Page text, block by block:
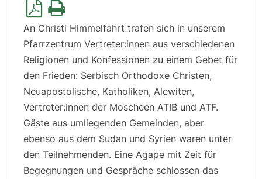
2.Lesung:
Kor
7.12-
13|
Evangelium:
Joh
20,19-
23
An Christi Himmelfahrt trafen sich in unserem
Pfarrzentrum Vertreter:innen aus verschiedenen
Religionen und Konfessionen zu einem Gebet für
den Frieden: Serbisch Orthodoxe Christen,
Neuapostolische, Katholiken, Alewiten,
Vertreter:innen der Moscheen ATIB und ATF.
Gäste aus umliegenden Gemeinden, aber
ebenso aus dem Sudan und Syrien waren unter
den Teilnehmenden. Eine Agape mit Zeit für
Begegnungen und Gespräche schlossen das